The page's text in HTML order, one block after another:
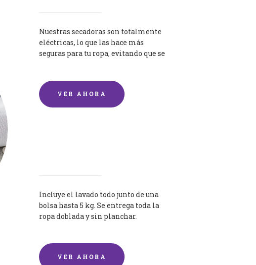
Nuestras secadoras son totalmente
eléctricas, lo que las hace más
seguras para tu ropa, evitando que se
VER AHORA
Incluye el lavado todo junto de una
bolsa hasta 5 kg. Se entrega toda la
ropa doblada y sin planchar.
VER AHORA